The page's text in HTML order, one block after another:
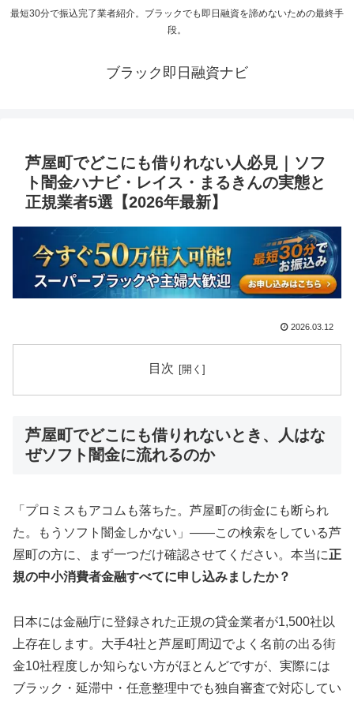
最短30分で振込完了業者紹介。ブラックでも即日融資を諦めないための最終手
段。
ブラック即日融資ナビ
芦屋町でどこにも借りれない人必見｜ソフ
ト闇金ハナビ・レイス・まるきんの実態と
正規業者5選【2026年最新】
2026.03.12
目次
芦屋町でどこにも借りれないとき、人はな
ぜソフト闇金に流れるのか
「プロミスもアコムも落ちた。芦屋町の街金にも断られ
た。もうソフト闇金しかない」——この検索をしている芦
屋町の方に、まず一つだけ確認させてください。本当に正
規の中小消費者金融すべてに申し込みましたか？
日本には金融庁に登録された正規の貸金業者が1,500社以
上存在します。大手4社と芦屋町周辺でよく名前の出る街
金10社程度しか知らない方がほとんどですが、実際には
ブラック・延滞中・任意整理中でも独自審査で対応してい